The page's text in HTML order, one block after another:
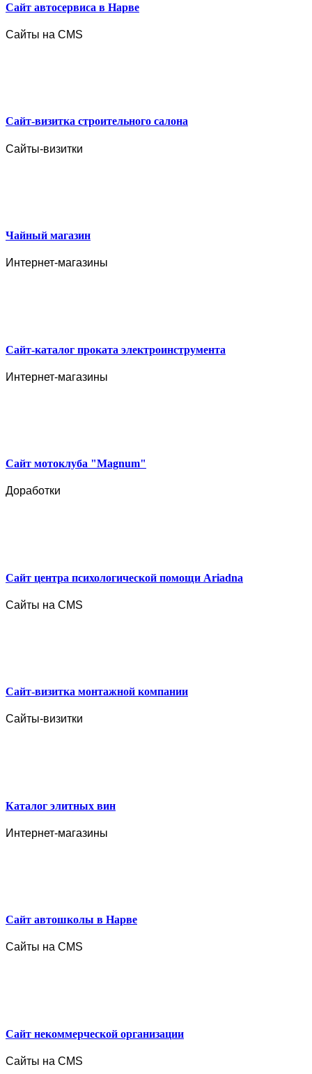
Сайт автосервиса в Нарве
Сайты на CMS
Сайт-визитка строительного салона
Сайты-визитки
Чайный магазин
Интернет-магазины
Сайт-каталог проката электроинструмента
Интернет-магазины
Сайт мотоклуба "Magnum"
Доработки
Сайт центра психологической помощи Ariadna
Сайты на CMS
Сайт-визитка монтажной компании
Сайты-визитки
Каталог элитных вин
Интернет-магазины
Сайт автошколы в Нарве
Сайты на CMS
Сайт некоммерческой организации
Сайты на CMS